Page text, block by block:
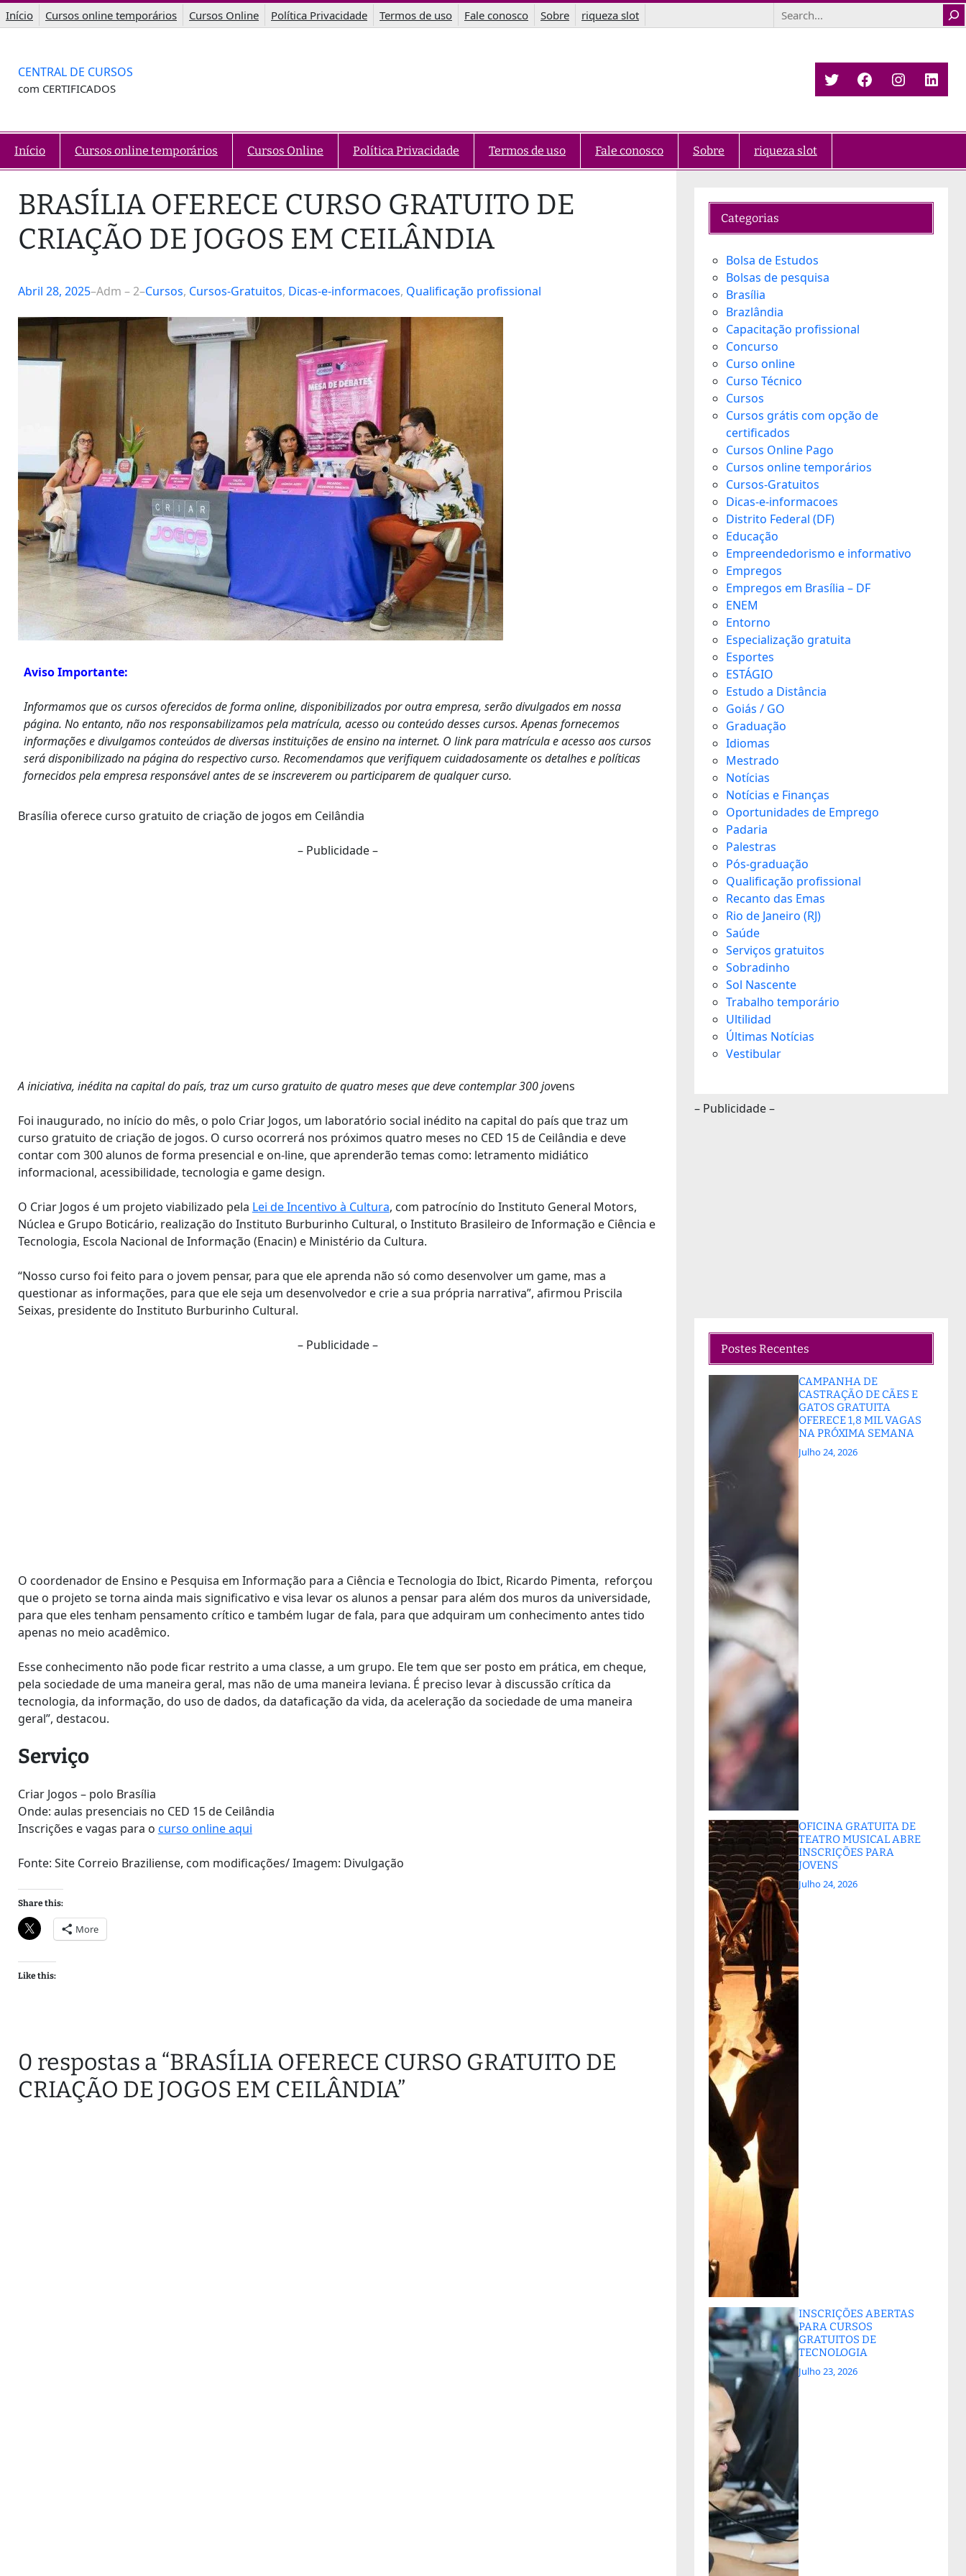
Saltar
para
Início Cursos online temporários Cursos Online Política Privacidade Termos de uso Fale conosco Sobre riqueza slot Search
CENTRAL DE CURSOS
com CERTIFICADOS TwitterFacebook
Início Cursos online temporários Cursos Online Política Privacidade Termos de uso Fale conosco Sobre riqueza slot
BRASÍLIA OFERECE CURSO GRATUITO DE
CRIAÇÃO DE JOGOS EM CEILÂNDIA
Abril 28, 2025–Adm – 2–Cursos, Cursos-Gratuitos, Dicas-e-informacoes, Qualificação profissional
Aviso Importante:
Informamos que os cursos oferecidos de forma online, disponibilizados por outra empresa, serão divulgados em nossa
página. No entanto, não nos responsabilizamos pela matrícula, acesso ou conteúdo desses cursos. Apenas fornecemos
informações e divulgamos conteúdos de diversas instituições de ensino na internet. O link para matrícula e acesso aos cursos
será disponibilizado na página do respectivo curso. Recomendamos que verifiquem cuidadosamente os detalhes e políticas
fornecidos pela empresa responsável antes de se inscreverem ou participarem de qualquer curso.
Brasília oferece curso gratuito de criação de jogos em Ceilândia
– Publicidade –
A iniciativa, inédita na capital do país, traz um curso gratuito de quatro meses que deve contemplar 300 jovens
Foi inaugurado, no início do mês, o polo Criar Jogos, um laboratório social inédito na capital do país que traz um
curso gratuito de criação de jogos. O curso ocorrerá nos próximos quatro meses no CED 15 de Ceilândia e deve
contar com 300 alunos de forma presencial e on-line, que aprenderão temas como: letramento midiático
informacional, acessibilidade, tecnologia e game design.
O Criar Jogos é um projeto viabilizado pela Lei de Incentivo à Cultura, com patrocínio do Instituto General Motors,
Núclea e Grupo Boticário, realização do Instituto Burburinho Cultural, o Instituto Brasileiro de Informação e Ciência e
Tecnologia, Escola Nacional de Informação (Enacin) e Ministério da Cultura.
“Nosso curso foi feito para o jovem pensar, para que ele aprenda não só como desenvolver um game, mas a
questionar as informações, para que ele seja um desenvolvedor e crie a sua própria narrativa”, afirmou Priscila
Seixas, presidente do Instituto Burburinho Cultural.
– Publicidade –
O coordenador de Ensino e Pesquisa em Informação para a Ciência e Tecnologia do Ibict, Ricardo Pimenta, reforçou
que o projeto se torna ainda mais significativo e visa levar os alunos a pensar para além dos muros da universidade,
para que eles tenham pensamento crítico e também lugar de fala, para que adquiram um conhecimento antes tido
apenas no meio acadêmico.
Esse conhecimento não pode ficar restrito a uma classe, a um grupo. Ele tem que ser posto em prática, em cheque,
pela sociedade de uma maneira geral, mas não de uma maneira leviana. É preciso levar à discussão crítica da
tecnologia, da informação, do uso de dados, da dataficação da vida, da aceleração da sociedade de uma maneira
geral”, destacou.
Serviço
Criar Jogos – polo Brasília
Onde: aulas presenciais no CED 15 de Ceilândia
Inscrições e vagas para o curso online aqui
Fonte: Site Correio Braziliense, com modificações/ Imagem: Divulgação
Share this:
More
Like this:
0 respostas a “BRASÍLIA OFERECE CURSO GRATUITO DE
CRIAÇÃO DE JOGOS EM CEILÂNDIA”
Categorias
Bolsa de Estudos
Bolsas de pesquisa
Brasília
Brazlândia
Capacitação profissional
Concurso
Curso online
Curso Técnico
Cursos
Cursos grátis com opção de
certificados
Cursos Online Pago
Cursos online temporários
Cursos-Gratuitos
Dicas-e-informacoes
Distrito Federal (DF)
Educação
Empreendedorismo e informativo
Empregos
Empregos em Brasília – DF
ENEM
Entorno
Especialização gratuita
Esportes
ESTÁGIO
Estudo a Distância
Goiás / GO
Graduação
Idiomas
Mestrado
Notícias
Notícias e Finanças
Oportunidades de Emprego
Padaria
Palestras
Pós-graduação
Qualificação profissional
Recanto das Emas
Rio de Janeiro (RJ)
Saúde
Serviços gratuitos
Sobradinho
Sol Nascente
Trabalho temporário
Ultilidad
Últimas Notícias
Vestibular
– Publicidade –
Postes Recentes
CAMPANHA DE
CASTRAÇÃO DE CÃES E
GATOS GRATUITA
OFERECE 1,8 MIL VAGAS
NA PRÓXIMA SEMANA
Julho 24, 2026
OFICINA GRATUITA DE
TEATRO MUSICAL ABRE
INSCRIÇÕES PARA
JOVENS
Julho 24, 2026
INSCRIÇÕES ABERTAS
PARA CURSOS
GRATUITOS DE
TECNOLOGIA
Julho 23, 2026